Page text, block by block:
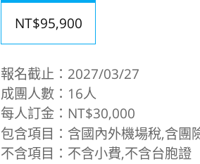
NT$95,900
報名截止：2027/03/27
成團人數：16人
每人訂金：NT$30,000
包含項目：含國內外機場稅,含團
不含項目：不含小費,不含台胞證